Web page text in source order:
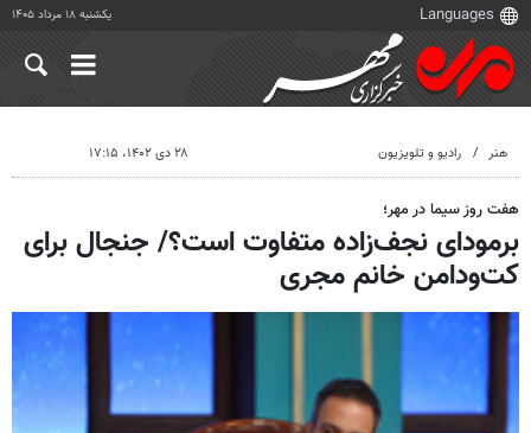
یکشنبه ۱۸ مرداد ۱۴۰۵
هنر رادیو و تلویزیون ۲۸ دی ۱۴۰۲، ۱۷:۱۵
هفت روز سیما در مهر؛
برمودای نجف‌زاده متفاوت است؟/ جنجال برای
کت‌ودامن خانم مجری